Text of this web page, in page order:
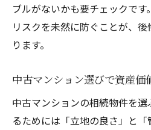
ブルがないかも要チェックで
リスクを未然に防ぐことが、
ります。
中古マンション選びで資産価
中古マンションの相続物件を
るためには「立地の良さ」と